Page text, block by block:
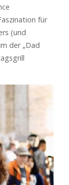
für
(und
der „Dad